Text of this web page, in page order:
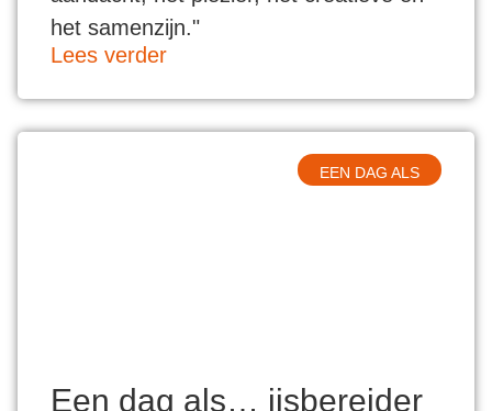
het samenzijn."
Lees verder
EEN DAG ALS
Een dag als… ijsbereider